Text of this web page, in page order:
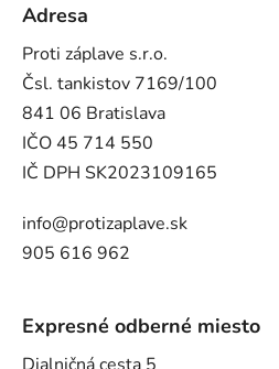
Adresa
Proti záplave s.r.o.
Čsl. tankistov 7169/100
841 06 Bratislava
IČO 45 714 550
IČ DPH SK2023109165
info@protizaplave.sk
905 616 962
Expresné odberné miesto